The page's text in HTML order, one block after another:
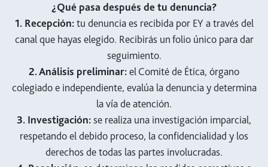
¿Qué pasa después de tu denuncia?
1. Recepción:tu denuncia es recibida por EY a través del
canal que hayas elegido. Recibirás un folio único para dar
seguimiento.
2. Análisis preliminar: el Comité de Ética, órgano
colegiado e independiente, evalúa la denuncia y determina
la vía de atención.
3. Investigación: se realiza una investigación imparcial,
respetando el debido proceso, la confidencialidad y los
derechos de todas las partes involucradas.